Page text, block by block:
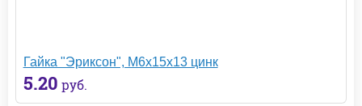
Гайка "Эриксон", М6х15х13 цинк
5.20 руб.